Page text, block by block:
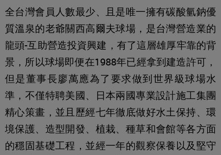
全台灣會員人數最少、且是唯一擁有碳酸氫鈉優
質溫泉的老爺關西高爾夫球場，是台灣營造業的
龍頭-互助營造投資興建，有了這層雄厚牢靠的背
景，所以球場即便在1988年已經拿到建造許可，
但是董事長廖萬應為了要求做到世界級球場水
準，不僅特聘美國、日本兩國專業設計施工集團
精心策畫，並且歷經七年徹底做好水土保持、環
境保護、造型開發、植栽、種草和會館等各方面
的穩固基礎工程，並經一年的觀察保養以及堅守